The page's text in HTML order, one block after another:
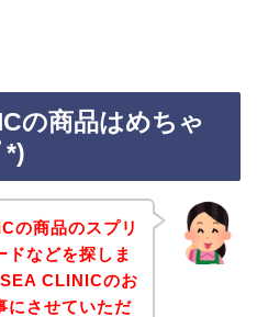
の商品はめちゃ
*)
の商品のスプリ
ドなどを探しま
CLINICのお
にさせていただ